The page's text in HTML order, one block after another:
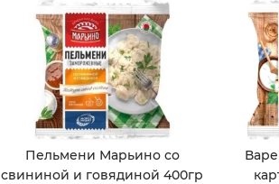
Пельмени Марьино со
свининой и говядиной 400гр